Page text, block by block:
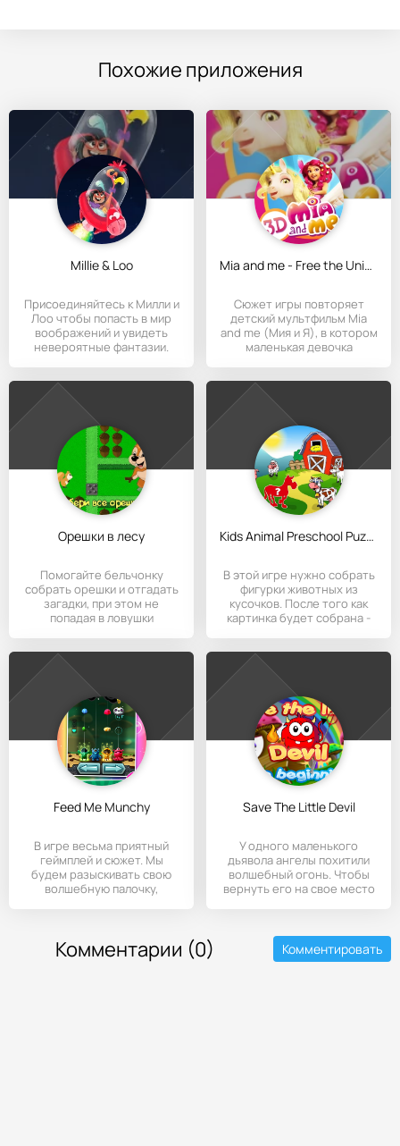
Похожие приложения
Millie & Loo
Присоединяйтесь к Милли и
Лоо чтобы попасть в мир
воображений и увидеть
невероятные фантазии.
Mia and me - Free the Unicorns
Сюжет игры повторяет
детский мультфильм Mia
and me (Мия и Я), в котором
маленькая девочка
Орешки в лесу
Помогайте бельчонку
собрать орешки и отгадать
загадки, при этом не
попадая в ловушки
Kids Animal Preschool Puzzle
В этой игре нужно собрать
фигурки животных из
кусочков. После того как
картинка будет собрана -
Feed Me Munchy
В игре весьма приятный
геймплей и сюжет. Мы
будем разыскивать свою
волшебную палочку,
Save The Little Devil
У одного маленького
дьявола ангелы похитили
волшебный огонь. Чтобы
вернуть его на свое место
Комментарии (0) Комментировать